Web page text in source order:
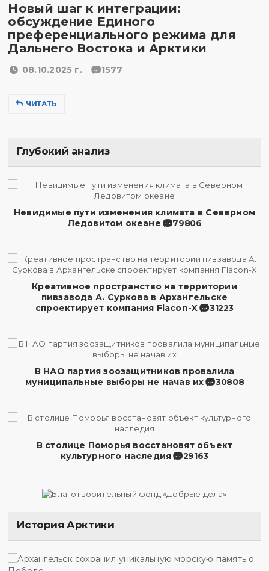
Новый шаг к интеграции:
обсуждение Единого
преференциального режима для
Дальнего Востока и Арктики
08.10.2025 г. 1577
ЧИТАТЬ
Глубокий анализ
Невидимые пути изменения климата в Северном
Ледовитом океане
79806
Креативное пространство на территории
пивзавода А. Суркова в Архангельске
спроектирует компания Flacon-X
31223
В НАО партия зоозащитников провалила
муниципальные выборы не начав их
30808
В столице Поморья восстановят объект
культурного наследия
29163
История Арктики